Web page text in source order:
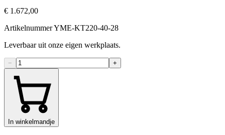
€ 1.672,00
Artikelnummer YME-KT220-40-28
Leverbaar uit onze eigen werkplaats.
− +
In winkelmandje